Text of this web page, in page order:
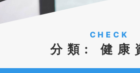
CHECK
分類:健康